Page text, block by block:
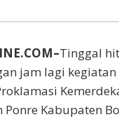
Tinggal
jam lagi
Ponre Kabupaten